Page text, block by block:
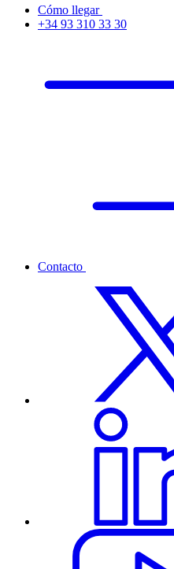
Cómo llegar
+34 93 310 33 30
Contacto